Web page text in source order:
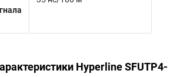
Hyperline SFUTP4-